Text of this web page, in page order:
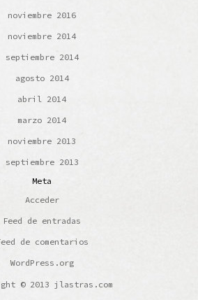
noviembre 2016
noviembre 2014
septiembre 2014
agosto 2014
abril 2014
marzo 2014
noviembre 2013
septiembre 2013
Meta
Acceder
Feed de entradas
de comentarios
WordPress.org
© 2013 jlastras.com